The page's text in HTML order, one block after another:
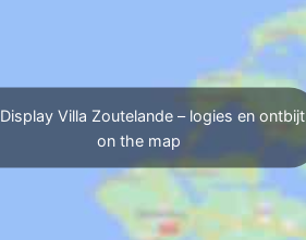
Display Villa Zoutelande – logies en ontbijt
on the map